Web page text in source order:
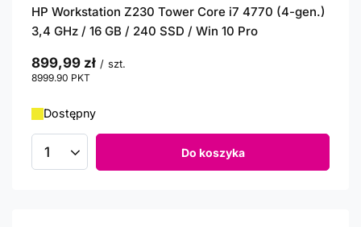
HP Workstation Z230 Tower Core i7 4770 (4-gen.)
3,4 GHz / 16 GB / 240 SSD / Win 10 Pro
899,99 zł / szt.
8999.90 PKT
Dostępny
Ilość produktów Do koszyka